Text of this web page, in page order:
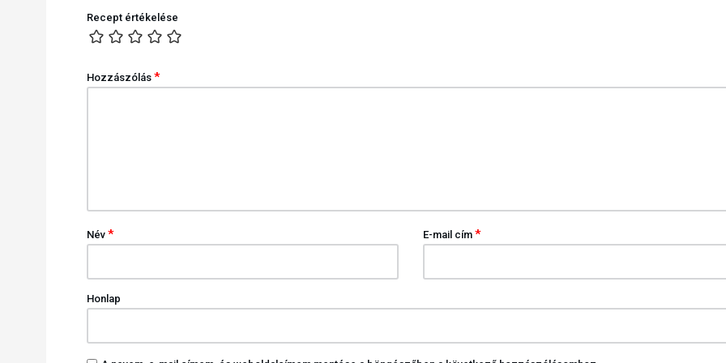
Recept értékelése
Hozzászólás *
Név * E-mail cím*
Honlap